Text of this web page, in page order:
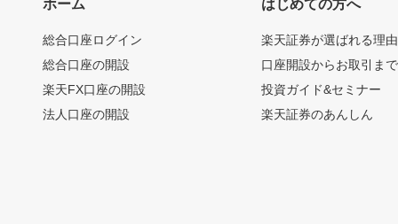
ホーム
総合口座ログイン
総合口座の開設
楽天FX口座の開設
法人口座の開設
はじめての方へ
楽天証券が選ばれる理由
口座開設からお取引ま
投資ガイド&セミナー
楽天証券のあんしん